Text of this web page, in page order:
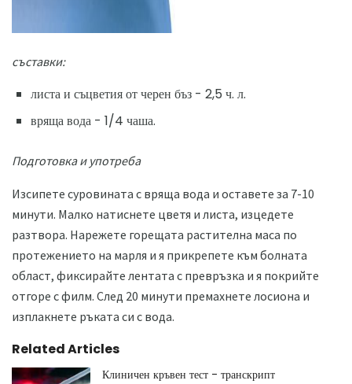
съставки:
листа и съцветия от черен бъз - 2,5 ч. л.
вряща вода - 1/4 чаша.
Подготовка и употреба
Изсипете суровината с вряща вода и оставете за 7-10
минути. Малко натиснете цветя и листа, изцедете
разтвора. Нарежете горещата растителна маса по
протежението на марля и я прикрепете към болната
област, фиксирайте лентата с превръзка и я покрийте
отгоре с филм. След 20 минути премахнете лосиона и
изплакнете ръката си с вода.
Related Articles
Клиничен кръвен тест - транскрипт